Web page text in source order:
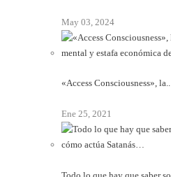
May 03, 2024
«Access Consciousness», la..
Ene 25, 2021